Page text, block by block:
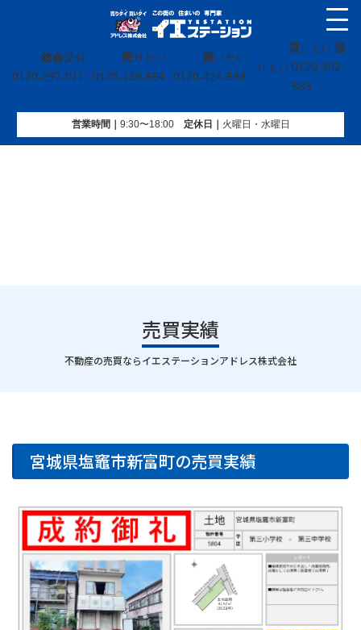
総合受付
0120-297-011
売りたい
0120-139-664
買いたい
0120-424-544
貸し たい 借
り たい 0120-302-
563
営業時間｜ 9:30〜18:00定休⽇｜ 火曜⽇・水曜⽇
イエステーション»売買実績»土地»宮城県塩竈市新富町
売買実績
｜
不動産の売買ならイエステーションアドレス株式会社
宮城県塩竈市新富町の売買実績